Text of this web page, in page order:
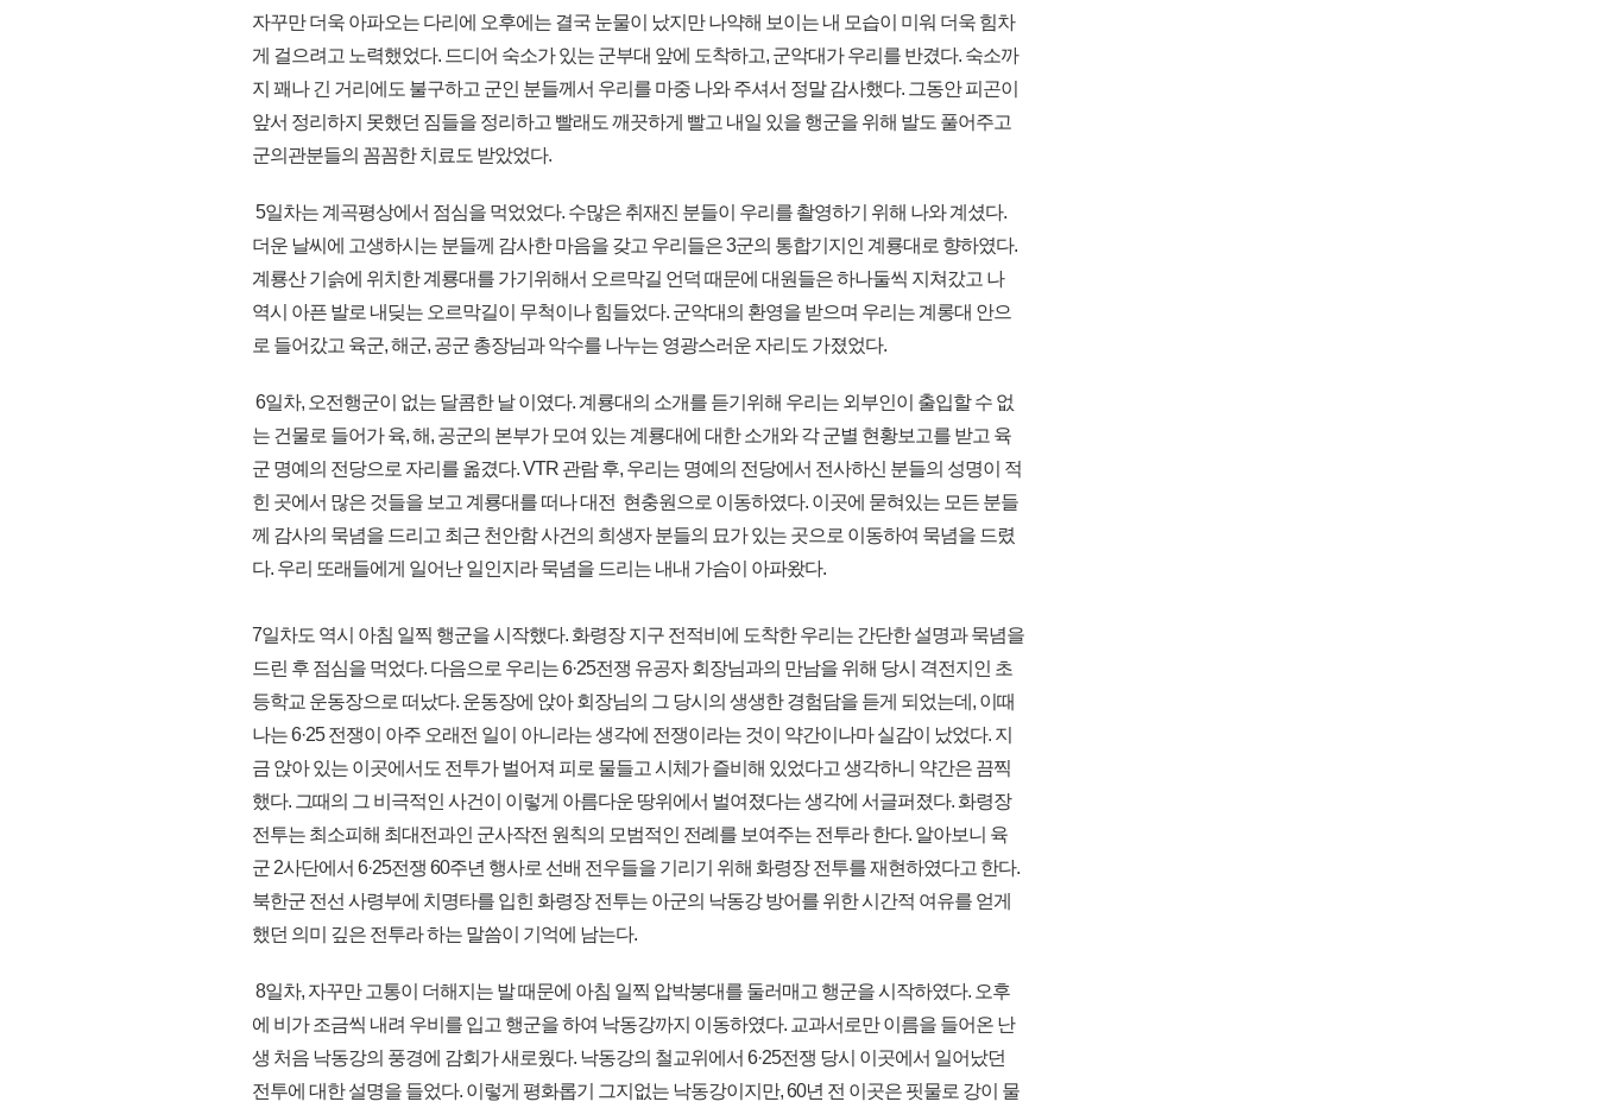
자꾸만 더욱 아파오는 다리에 오후에는 결국 눈물이 났지만 나약해 보이는 내 모습이 미워 더욱 힘차
게 걸으려고 노력했었다. 드디어 숙소가 있는 군부대 앞에 도착하고, 군악대가 우리를 반겼다. 숙소까
지 꽤나 긴 거리에도 불구하고 군인 분들께서 우리를 마중 나와 주셔서 정말 감사했다. 그동안 피곤이
앞서 정리하지 못했던 짐들을 정리하고 빨래도 깨끗하게 빨고 내일 있을 행군을 위해 발도 풀어주고
군의관분들의 꼼꼼한 치료도 받았었다.
5일차는 계곡평상에서 점심을 먹었었다. 수많은 취재진 분들이 우리를 촬영하기 위해 나와 계셨다.
더운 날씨에 고생하시는 분들께 감사한 마음을 갖고 우리들은 3군의 통합기지인 계룡대로 향하였다.
계룡산 기슭에 위치한 계룡대를 가기위해서 오르막길 언덕 때문에 대원들은 하나둘씩 지쳐갔고 나
역시 아픈 발로 내딪는 오르막길이 무척이나 힘들었다. 군악대의 환영을 받으며 우리는 계롱대 안으
로 들어갔고 육군, 해군, 공군 총장님과 악수를 나누는 영광스러운 자리도 가졌었다.
6일차, 오전행군이 없는 달콤한 날 이였다. 계룡대의 소개를 듣기위해 우리는 외부인이 출입할 수 없
는 건물로 들어가 육, 해, 공군의 본부가 모여 있는 계룡대에 대한 소개와 각 군별 현황보고를 받고 육
군 명예의 전당으로 자리를 옮겼다. VTR 관람 후, 우리는 명예의 전당에서 전사하신 분들의 성명이 적
힌 곳에서 많은 것들을 보고 계룡대를 떠나 대전 현충원으로 이동하였다. 이곳에 묻혀있는 모든 분들
께 감사의 묵념을 드리고 최근 천안함 사건의 희생자 분들의 묘가 있는 곳으로 이동하여 묵념을 드렸
다. 우리 또래들에게 일어난 일인지라 묵념을 드리는 내내 가슴이 아파왔다.
7일차도 역시 아침 일찍 행군을 시작했다. 화령장 지구 전적비에 도착한 우리는 간단한 설명과 묵념을
드린 후 점심을 먹었다. 다음으로 우리는 6·25전쟁 유공자 회장님과의 만남을 위해 당시 격전지인 초
등학교 운동장으로 떠났다. 운동장에 앉아 회장님의 그 당시의 생생한 경험담을 듣게 되었는데, 이때
나는 6·25 전쟁이 아주 오래전 일이 아니라는 생각에 전쟁이라는 것이 약간이나마 실감이 났었다. 지
금 앉아 있는 이곳에서도 전투가 벌어져 피로 물들고 시체가 즐비해 있었다고 생각하니 약간은 끔찍
했다. 그때의 그 비극적인 사건이 이렇게 아름다운 땅위에서 벌여졌다는 생각에 서글퍼졌다. 화령장
전투는 최소피해 최대전과인 군사작전 원칙의 모범적인 전례를 보여주는 전투라 한다. 알아보니 육
군 2사단에서 6·25전쟁 60주년 행사로 선배 전우들을 기리기 위해 화령장 전투를 재현하였다고 한다.
북한군 전선 사령부에 치명타를 입힌 화령장 전투는 아군의 낙동강 방어를 위한 시간적 여유를 얻게
했던 의미 깊은 전투라 하는 말씀이 기억에 남는다.
8일차, 자꾸만 고통이 더해지는 발 때문에 아침 일찍 압박붕대를 둘러매고 행군을 시작하였다. 오후
에 비가 조금씩 내려 우비를 입고 행군을 하여 낙동강까지 이동하였다. 교과서로만 이름을 들어온 난
생 처음 낙동강의 풍경에 감회가 새로웠다. 낙동강의 철교위에서 6·25전쟁 당시 이곳에서 일어났던
전투에 대한 설명을 들었다. 이렇게 평화롭기 그지없는 낙동강이지만, 60년 전 이곳은 핏물로 강이 물